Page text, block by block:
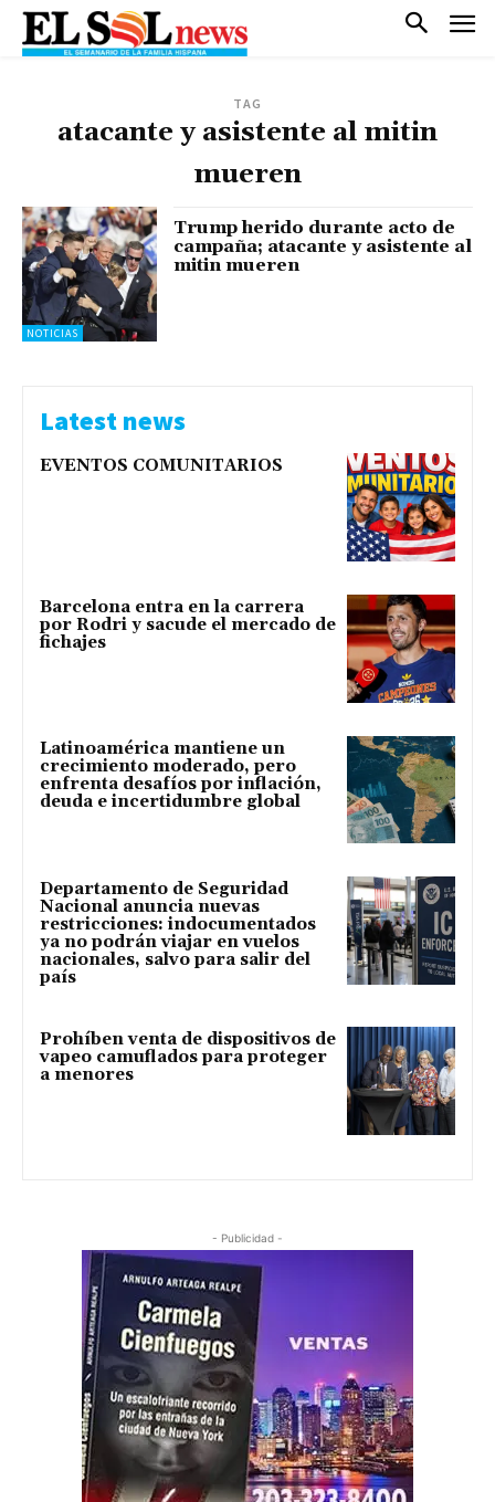
TAG
atacante y asistente al mitin
mueren
NOTICIAS
Trump herido durante acto de
campaña; atacante y asistente al
mitin mueren
Latest news
EVENTOS COMUNITARIOS
Barcelona entra en la carrera
por Rodri y sacude el mercado de
fichajes
Latinoamérica mantiene un
crecimiento moderado, pero
enfrenta desafíos por inflación,
deuda e incertidumbre global
Departamento de Seguridad
Nacional anuncia nuevas
restricciones: indocumentados
ya no podrán viajar en vuelos
nacionales, salvo para salir del
país
Prohíben venta de dispositivos de
vapeo camuflados para proteger
a menores
- Publicidad -